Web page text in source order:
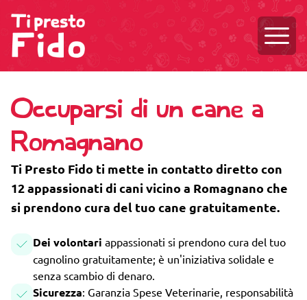
Occuparsi di un cane a
Romagnano
Ti Presto Fido ti mette in contatto diretto con
12 appassionati di cani vicino a Romagnano che
si prendono cura del tuo cane gratuitamente.
Dei volontari appassionati si prendono cura del tuo
cagnolino gratuitamente; è un'iniziativa solidale e
senza scambio di denaro.
Sicurezza: Garanzia Spese Veterinarie, responsabilità